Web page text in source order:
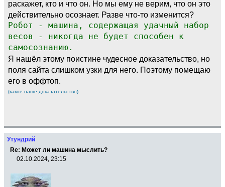
раскажет, кто и что он. Но мы ему не верим, что он это
действительно осознает. Разве что-то изменится?
Робот - машина, содержащая удачный набор
весов - никогда не будет способен к
самосознанию.
Я нашёл этому поистине чудесное доказательство, но
поля сайта слишком узки для него. Поэтому помещаю
его в оффтоп.
(какое наше доказательство)
Утундрий
Re: Может ли машина мыслить?
02.10.2024, 23:15